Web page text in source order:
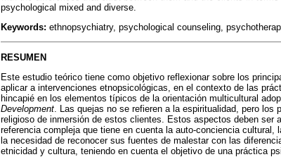
psychological mixed and diverse.
Keywords: ethnopsychiatry, psychological counseling,
RESUMEN
Este estudio teórico tiene como objetivo reflexionar sobre los
aplicar a intervenciones etnopsicológicas, en el contexto de las
hincapié en los elementos típicos de la orientación multicultural
Development . Las quejas no se refieren a la espiritualidad, pero
religioso de inmersión de estos clientes. Estos aspectos deben ser
referencia compleja que tiene en cuenta la auto-conciencia
la necesidad de reconocer sus fuentes de malestar con las
etnicidad y cultura, teniendo en cuenta el objetivo de una práctica